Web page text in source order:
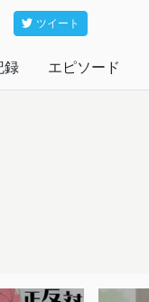
ツイート
録 エピソード